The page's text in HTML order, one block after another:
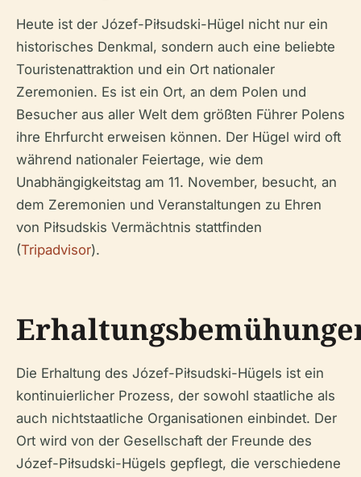
Heute ist der Józef-Piłsudski-Hügel nicht nur ein
historisches Denkmal, sondern auch eine beliebte
Touristenattraktion und ein Ort nationaler
Zeremonien. Es ist ein Ort, an dem Polen und
Besucher aus aller Welt dem größten Führer Polens
ihre Ehrfurcht erweisen können. Der Hügel wird oft
während nationaler Feiertage, wie dem
Unabhängigkeitstag am 11. November, besucht, an
dem Zeremonien und Veranstaltungen zu Ehren
von Piłsudskis Vermächtnis stattfinden
(Tripadvisor).
Die Erhaltung des Józef-Piłsudski-Hügels ist ein
kontinuierlicher Prozess, der sowohl staatliche als
auch nichtstaatliche Organisationen einbindet. Der
Ort wird von der Gesellschaft der Freunde des
Józef-Piłsudski-Hügels gepflegt, die verschiedene